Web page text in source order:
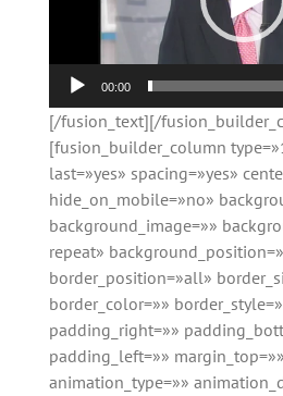
00:00
[/fusion_text][/
[fusion_builder_column
last=»yes» spacing=»yes»
hide_on_mobile=»no»
background_image=»»
repeat»
border_position=»all»
border_color=»»
padding_right=»»
padding_left=»»
animation_type=»»